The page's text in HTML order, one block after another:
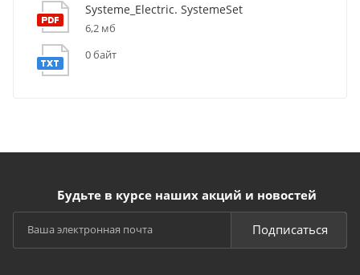
Systeme_Electric. SystemeSet
6,2 мб
0 байт
Будьте в курсе наших акций и новостей
Подписаться